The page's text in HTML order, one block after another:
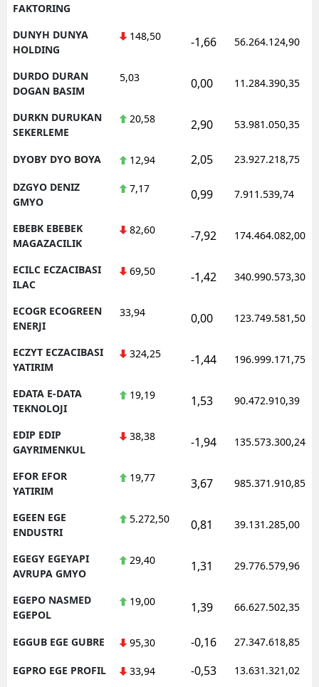
FAKTORING
DUNYH DUNYA
HOLDING
148,50 -1,66 56.264.124,90
DURDO DURAN
DOGAN BASIM
5,03 0,00 11.284.390,35
DURKN DURUKAN
SEKERLEME
20,58 2,90 53.981.050,35
DYOBY DYO BOYA 12,94 2,05 23.927.218,75
DZGYO DENIZ
GMYO
7,17 0,99 7.911.539,74
EBEBK EBEBEK
MAGAZACILIK
82,60 -7,92 174.464.082,00
ECILC ECZACIBASI
ILAC
69,50 -1,42 340.990.573,30
ECOGR ECOGREEN
ENERJI
33,94 0,00 123.749.581,50
ECZYT ECZACIBASI
YATIRIM
324,25 -1,44 196.999.171,75
EDATA E-DATA
TEKNOLOJI
19,19 1,53 90.472.910,39
EDIP EDIP
GAYRIMENKUL
38,38 -1,94 135.573.300,24
EFOR EFOR
YATIRIM
19,77 3,67 985.371.910,85
EGEEN EGE
ENDUSTRI
5.272,50 0,81 39.131.285,00
EGEGY EGEYAPI
AVRUPA GMYO
29,40 1,31 29.776.579,96
EGEPO NASMED
EGEPOL
19,00 1,39 66.627.502,35
EGGUB EGE GUBRE 95,30 -0,16 27.347.618,85
EGPRO EGE PROFIL 33,94 -0,53 13.631.321,02